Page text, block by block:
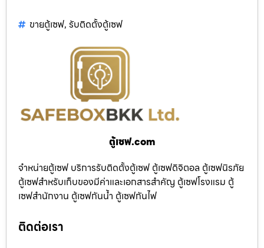
ขายตู้เซฟ, รับติดตั้งตู้เซฟ
ตู้เซฟ.com
จำหน่ายตู้เซฟ บริการรับติดตั้งตู้เซฟ ตู้เซฟดิจิตอล ตู้เซฟนิรภัย
ตู้เซฟสำหรับเก็บของมีค่าและเอกสารสำคัญ ตู้เซฟโรงแรม ตู้
เซฟสำนักงาน ตู้เซฟกันน้ำ ตู้เซฟกันไฟ
ติดต่อเรา